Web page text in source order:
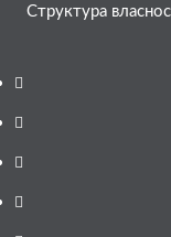
Структура
Facebook
YouTube
Telegram
Instagram